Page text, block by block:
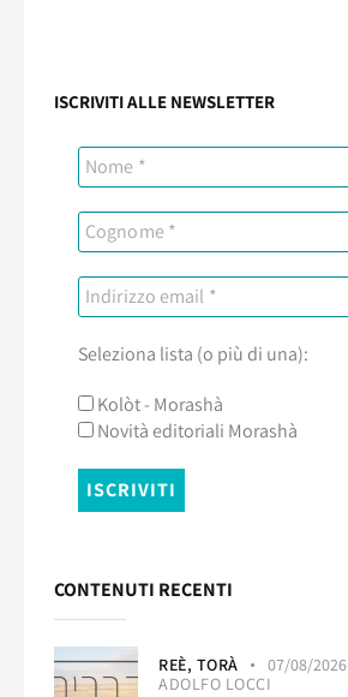
ISCRIVITI ALLE NEWSLETTER
Seleziona lista (o più di una):
Kolòt - Morashà
Novità editoriali Morashà
CONTENUTI RECENTI
REÈ, TORÀ 07/08/2026
ADOLFO LOCCI